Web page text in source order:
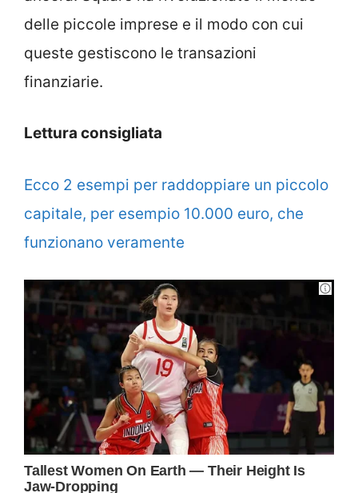
delle piccole imprese e il modo con cui
queste gestiscono le transazioni
finanziarie.
Lettura consigliata
Ecco 2 esempi per raddoppiare un piccolo
capitale, per esempio 10.000 euro, che
funzionano veramente